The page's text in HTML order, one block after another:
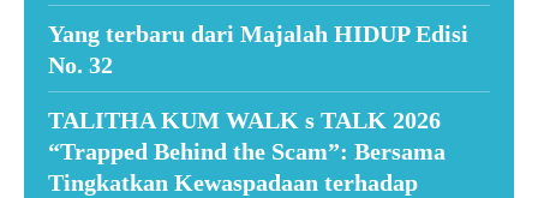
Yang terbaru dari Majalah HIDUP Edisi
No. 32
TALITHA KUM WALK s TALK 2026
“Trapped Behind the Scam”: Bersama
Tingkatkan Kewaspadaan terhadap